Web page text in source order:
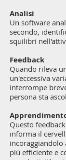
Analisi
Un software
secondo,
squilibri
Feedback
Quando rileva
un'eccessiva
interrompe
persona sta
Questo
informa il
più efficiente e